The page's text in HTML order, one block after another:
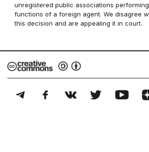
unregistered public associations
functions of a foreign agent. We disagree
this decision and are appealing it in court.